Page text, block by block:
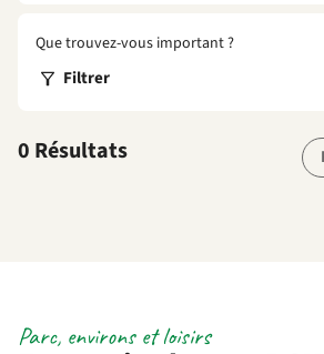
Que trouvez-vous important ?
Filtrer
0 Résultats
Parc, environs et loisirs